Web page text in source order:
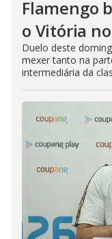
Flamengo
o Vitória
Duelo deste
mexer tanto na
intermediária da